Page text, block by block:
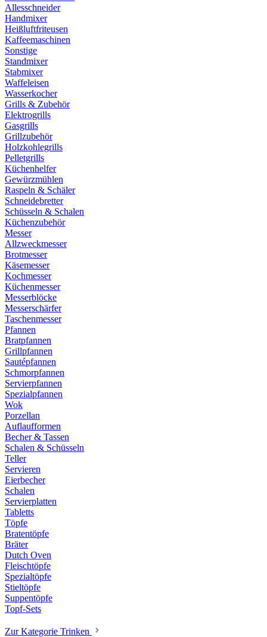
Allesschneider
Handmixer
Heißluftfriteusen
Kaffeemaschinen
Sonstige
Standmixer
Stabmixer
Waffeleisen
Wasserkocher
Grills & Zubehör
Elektrogrills
Gasgrills
Grillzubehör
Holzkohlegrills
Pelletgrills
Küchenhelfer
Gewürzmühlen
Raspeln & Schäler
Schneidebretter
Schüsseln & Schalen
Küchenzubehör
Messer
Allzweckmesser
Brotmesser
Käsemesser
Kochmesser
Küchenmesser
Messerblöcke
Messerschärfer
Taschenmesser
Pfannen
Bratpfannen
Grillpfannen
Sautépfannen
Schmorpfannen
Servierpfannen
Spezialpfannen
Wok
Porzellan
Auflaufformen
Becher & Tassen
Schalen & Schüsseln
Teller
Servieren
Eierbecher
Schalen
Servierplatten
Tabletts
Töpfe
Bratentöpfe
Bräter
Dutch Oven
Fleischtöpfe
Spezialtöpfe
Stieltöpfe
Suppentöpfe
Topf-Sets
Zur Kategorie Trinken